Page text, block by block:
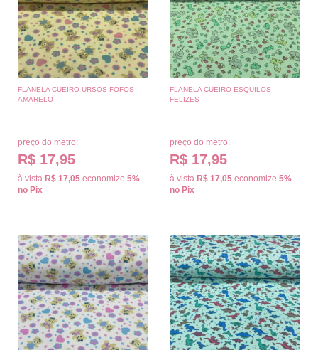
FLANELA CUEIRO URSOS FOFOS
AMARELO
preço do metro:
R$ 17,95
à vista R$ 17,05 economize 5%
no Pix
FLANELA CUEIRO ESQUILOS
FELIZES
preço do metro:
R$ 17,95
à vista R$ 17,05 economize 5%
no Pix